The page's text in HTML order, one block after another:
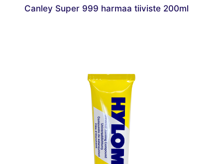
Canley Super 999 harmaa tiiviste 200ml